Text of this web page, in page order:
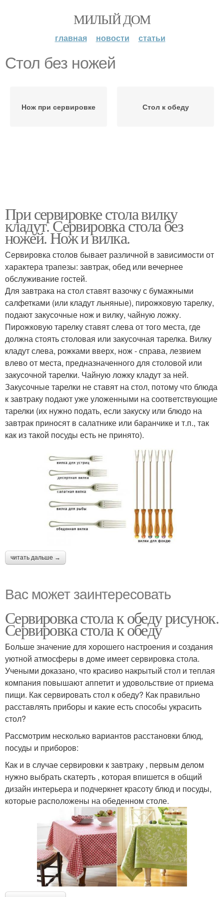
МИЛЫЙ ДОМ
главная новости статьи
Стол без ножей
Нож при сервировке Стол к обеду
При сервировке стола вилку
кладут. Сервировка стола без
ножей. Нож и вилка.
Сервировка столов бывает различной в зависимости от
характера трапезы: завтрак, обед или вечернее
обслуживание гостей.
Для завтрака на стол ставят вазочку с бумажными
салфетками (или кладут льняные), пирожковую тарелку,
подают закусочные нож и вилку, чайную ложку.
Пирожковую тарелку ставят слева от того места, где
должна стоять столовая или закусочная тарелка. Вилку
кладут слева, рожками вверх, нож - справа, лезвием
влево от места, предназначенного для столовой или
закусочной тарелки. Чайную ложку кладут за ней.
Закусочные тарелки не ставят на стол, потому что блюда
к завтраку подают уже уложенными на соответствующие
тарелки (их нужно подать, если закуску или блюдо на
завтрак приносят в салатнике или баранчике и т.п., так
как из такой посуды есть не принято).
читать дальше →
Вас может заинтересовать
Сервировка стола к обеду рисунок.
Сервировка стола к обеду
Больше значение для хорошего настроения и создания
уютной атмосферы в доме имеет сервировка стола.
Учеными доказано, что красиво накрытый стол и теплая
компания повышают аппетит и удовольствие от приема
пищи. Как сервировать стол к обеду? Как правильно
расставлять приборы и какие есть способы украсить
стол?
Рассмотрим несколько вариантов расстановки блюд,
посуды и приборов:
Как и в случае сервировки к завтраку , первым делом
нужно выбрать скатерть , которая впишется в общий
дизайн интерьера и подчеркнет красоту блюд и посуды,
которые расположены на обеденном столе.